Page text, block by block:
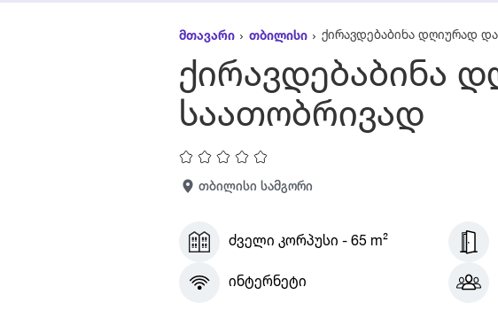
მთავარი თბილისი ქირავდებაბინა დღიურად
ქირავდებაბინა
საათობრივად
თბილისი სამგორი
ძველი კორპუსი - 65 m²
ინტერნეტი